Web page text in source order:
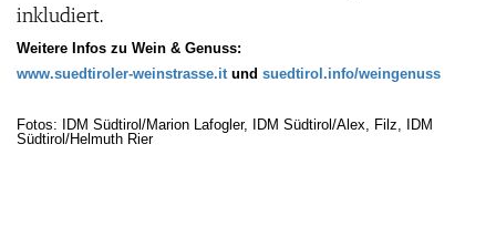
inkludiert.
Weitere Infos zu Wein & Genuss:
www.suedtiroler-weinstrasse.it und suedtirol.info/weingenuss
Fotos: IDM Südtirol/Marion Lafogler, IDM Südtirol/Alex, Filz, IDM
Südtirol/Helmuth Rier